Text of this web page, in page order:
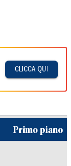
CLICCA QUI
Primo piano